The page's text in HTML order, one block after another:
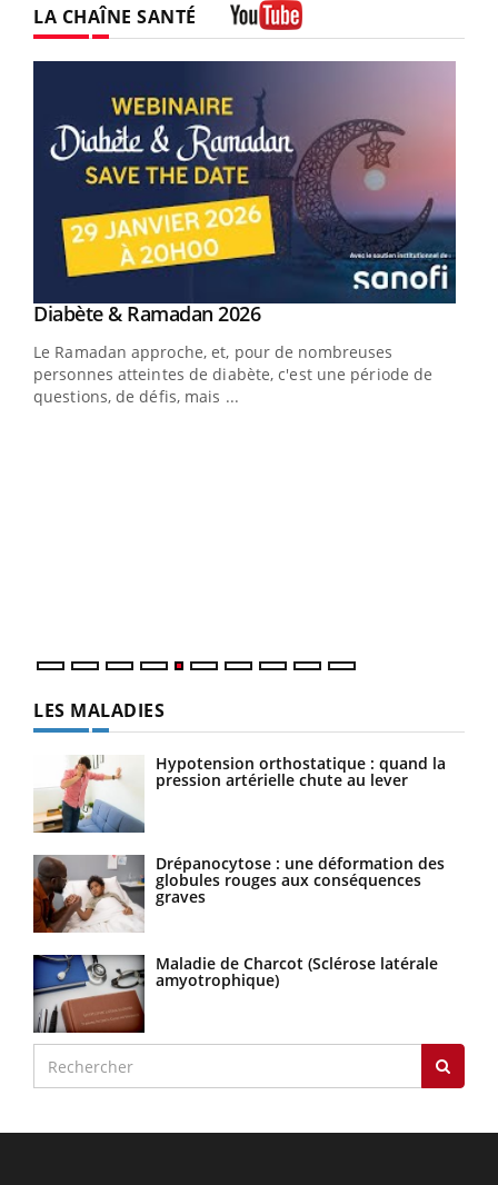
LA CHAÎNE SANTÉ
Youtube
Diabète & Ramadan 2026Youtube
Le Ramadan approche, et, pour de nombreuses
personnes atteintes de diabète, c'est une période de
questions, de défis, mais ...
LES MALADIES
Hypotension orthostatique : quand la
pression artérielle chute au lever
Drépanocytose : une déformation des
globules rouges aux conséquences
graves
Maladie de Charcot (Sclérose latérale
amyotrophique)